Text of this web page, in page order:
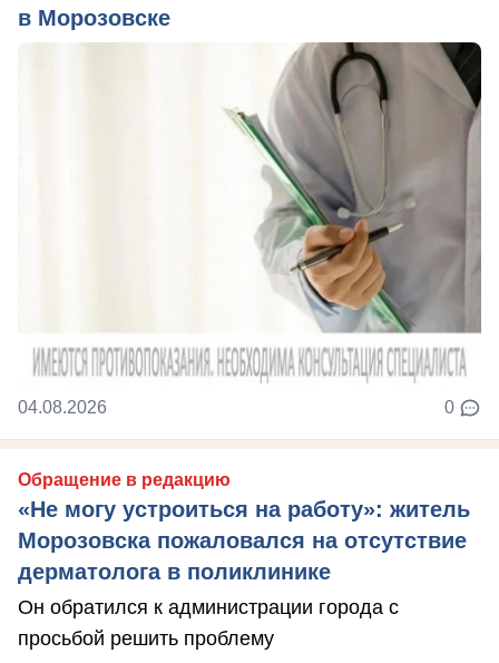
в Морозовске
04.08.2026 0
Обращение в редакцию
«Не могу устроиться на работу»: житель
Морозовска пожаловался на отсутствие
дерматолога в поликлинике
Он обратился к администрации города с
просьбой решить проблему